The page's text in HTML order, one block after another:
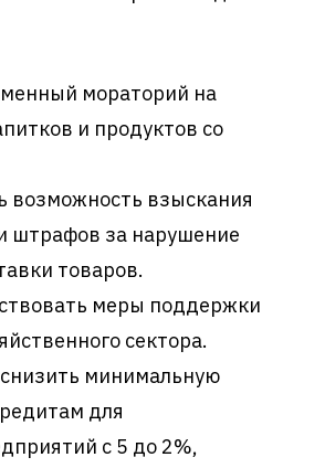
мораторий на
и продуктов со
возможность взыскания
штрафов за нарушение
товаров.
меры поддержки
сектора.
минимальную
для
с 5 до 2%,